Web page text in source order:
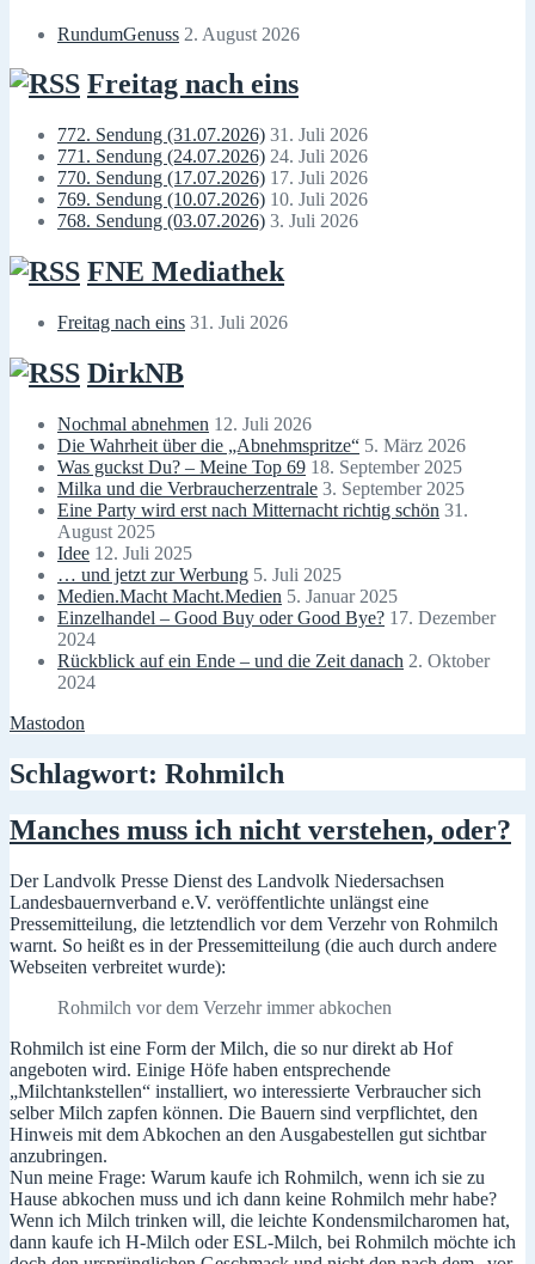
RundumGenuss 2. August 2026
Freitag nach eins
772. Sendung (31.07.2026) 31. Juli 2026
771. Sendung (24.07.2026) 24. Juli 2026
770. Sendung (17.07.2026) 17. Juli 2026
769. Sendung (10.07.2026) 10. Juli 2026
768. Sendung (03.07.2026) 3. Juli 2026
FNE Mediathek
Freitag nach eins 31. Juli 2026
DirkNB
Nochmal abnehmen 12. Juli 2026
Die Wahrheit über die „Abnehmspritze“ 5. März 2026
Was guckst Du? – Meine Top 69 18. September 2025
Milka und die Verbraucherzentrale 3. September 2025
Eine Party wird erst nach Mitternacht richtig schön 31.
August 2025
Idee 12. Juli 2025
… und jetzt zur Werbung 5. Juli 2025
Medien.Macht Macht.Medien 5. Januar 2025
Einzelhandel – Good Buy oder Good Bye? 17. Dezember
2024
Rückblick auf ein Ende – und die Zeit danach 2. Oktober
2024
Mastodon
Schlagwort: Rohmilch
Manches muss ich nicht verstehen, oder?
Der Landvolk Presse Dienst des Landvolk Niedersachsen
Landesbauernverband e.V. veröffentlichte unlängst eine
Pressemitteilung, die letztendlich vor dem Verzehr von Rohmilch
warnt. So heißt es in der Pressemitteilung (die auch durch andere
Webseiten verbreitet wurde):
Rohmilch vor dem Verzehr immer abkochen
Rohmilch ist eine Form der Milch, die so nur direkt ab Hof
angeboten wird. Einige Höfe haben entsprechende
„Milchtankstellen“ installiert, wo interessierte Verbraucher sich
selber Milch zapfen können. Die Bauern sind verpflichtet, den
Hinweis mit dem Abkochen an den Ausgabestellen gut sichtbar
anzubringen.
Nun meine Frage: Warum kaufe ich Rohmilch, wenn ich sie zu
Hause abkochen muss und ich dann keine Rohmilch mehr habe?
Wenn ich Milch trinken will, die leichte Kondensmilcharomen hat,
dann kaufe ich H-Milch oder ESL-Milch, bei Rohmilch möchte ich